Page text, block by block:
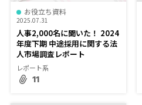
お役立ち資料
2025.07.31
人事2,000名に聞いた！ 2024
年度下期 中途採用に関する法
人市場調査レポート
レポート系
11